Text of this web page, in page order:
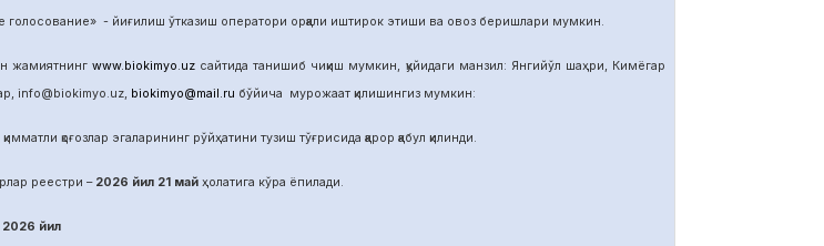
- йиғилиш ўтказиш оператори орқали иштирок этиши ва овоз беришлари мумкин.
жамиятнинг www.biokimyo.uzсайтида танишиб чиқиш мумкин, қуйидаги манзил: Янгийўл шаҳри, Кимёгар
info@biokimyo.uz, biokimyo@mail.ru бўйича мурожаат қилишингиз мумкин:
қоғозлар эгаларининг рўйҳатини тузиш тўғрисида қарор қабул қилинди.
реестри – 2026 йил 21 майҳолатига кўра ёпилади.
2026 йил